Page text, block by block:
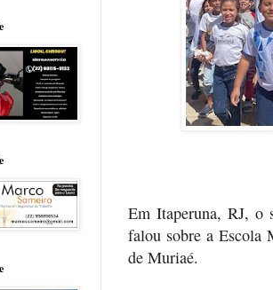
Em Itaperuna, RJ, o
falou sobre a Escola
de Muriaé.